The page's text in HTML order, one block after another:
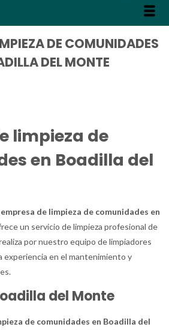
DE COMUNIDADES
DEL MONTE
limpieza de
en Boadilla del
empresa de limpieza de comunidades en
un servicio de limpieza profesional de
por nuestro equipo de limpiadores
experiencia en el mantenimiento y
del Monte
de comunidades en Boadilla del